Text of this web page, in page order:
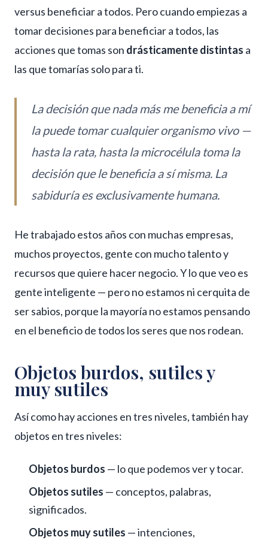
versus beneficiar a todos. Pero cuando empiezas a
tomar decisiones para beneficiar a todos, las
acciones que tomas son drásticamente distintas a
las que tomarías solo para ti.
La decisión que nada más me beneficia a mí
la puede tomar cualquier organismo vivo —
hasta la rata, hasta la microcélula toma la
decisión que le beneficia a sí misma. La
sabiduría es exclusivamente humana.
He trabajado estos años con muchas empresas,
muchos proyectos, gente con mucho talento y
recursos que quiere hacer negocio. Y lo que veo es
gente inteligente — pero no estamos ni cerquita de
ser sabios, porque la mayoría no estamos pensando
en el beneficio de todos los seres que nos rodean.
Objetos burdos, sutiles y
muy sutiles
Así como hay acciones en tres niveles, también hay
objetos en tres niveles:
Objetos burdos — lo que podemos ver y tocar.
Objetos sutiles — conceptos, palabras,
significados.
Objetos muy sutiles — intenciones,